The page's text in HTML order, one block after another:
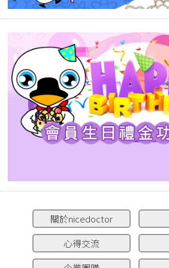
關於nicedoctor
心得交流